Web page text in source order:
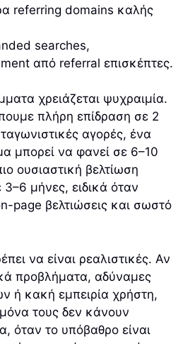
referring domains καλής
searches,
από referral επισκέπτες.
χρειάζεται ψυχραιμία.
πλήρη επίδραση σε 2
αγορές, ένα
μπορεί να φανεί σε 6–10
ουσιαστική βελτίωση
μήνες, ειδικά όταν
page βελτιώσεις και σωστό
να είναι ρεαλιστικές. Αν
προβλήματα, αδύναμες
ή κακή εμπειρία χρήστη,
τους δεν κάνουν
όταν το υπόβαθρο είναι